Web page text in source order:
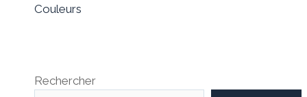
Couleurs
Rechercher